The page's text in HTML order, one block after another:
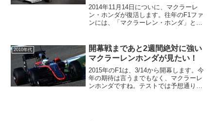
2014年11月14日についに、マクラーレ
ン・ホンダが復活します。往年のF1ファ
ンには、「マクラーレン・ホンダ」と言
に向けて、エンジンのチェックのために
シルバース...
2010年代
開幕戦まであと2週間絶対に強い
マクラーレンホンダが見たい！
2015年のF1は、3/14から開幕します。今
年の期待は言うまでもなく、マクラーレ
ンホンダですね。テストでは予想通り、